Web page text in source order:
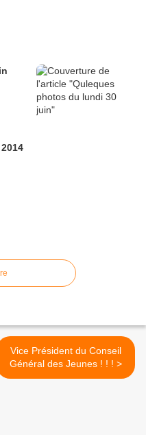
Vice Président du Conseil
Général des Jeunes ! ! ! >